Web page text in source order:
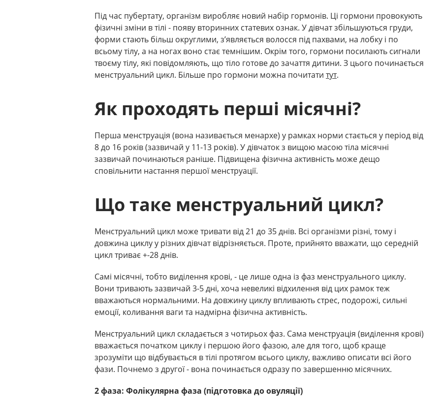
Під час пубертату, організм виробляє новий набір гормонів. Ці гормони провокують
фізичні зміни в тілі - появу вторинних статевих ознак. У дівчат збільшуються груди,
форми стають більш округлими, з’являється волосся під пахвами, на лобку і по
всьому тілу, а на ногах воно стає темнішим. Окрім того, гормони посилають сигнали
твоєму тілу, які повідомляють, що тіло готове до зачаття дитини. З цього починається
менструальний цикл. Більше про гормони можна почитати тут.
Як проходять перші місячні?
Перша менструація (вона називається менархе) у рамках норми стається у період від
8 до 16 років (зазвичай у 11-13 років). У дівчаток з вищою масою тіла місячні
зазвичай починаються раніше. Підвищена фізична активність може дещо
сповільнити настання першої менструації.
Що таке менструальний цикл?
Менструальний цикл може тривати від 21 до 35 днів. Всі організми різні, тому і
довжина циклу у різних дівчат відрізняється. Проте, прийнято вважати, що середній
цикл триває +-28 днів.
Самі місячні, тобто виділення крові, - це лише одна із фаз менструального циклу.
Вони тривають зазвичай 3-5 дні, хоча невеликі відхилення від цих рамок теж
вважаються нормальними. На довжину циклу впливають стрес, подорожі, сильні
емоції, коливання ваги та надмірна фізична активність.
Менструальний цикл складається з чотирьох фаз. Сама менструація (виділення крові)
вважається початком циклу і першою його фазою, але для того, щоб краще
зрозуміти що відбувається в тілі протягом всього циклу, важливо описати всі його
фази. Почнемо з другої - вона починається одразу по завершенню місячних.
2 фаза: Фолікулярна фаза (підготовка до овуляції)